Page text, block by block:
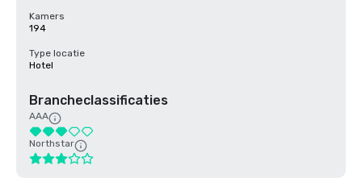
Kamers
194
Type locatie
Hotel
Brancheclassificaties
AAA
Northstar